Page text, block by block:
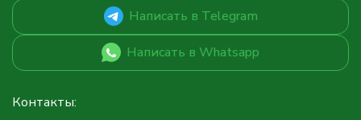
Написать в Telegram
Написать в Whatsapp
Контакты: